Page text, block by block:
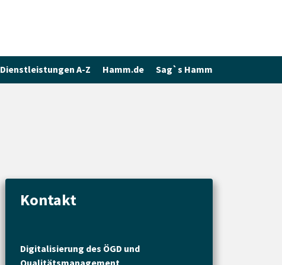
Dienstleistungen A-Z Hamm.de Sag`s Hamm
Kontakt
Digitalisierung des ÖGD und
Qualitätsmanagement